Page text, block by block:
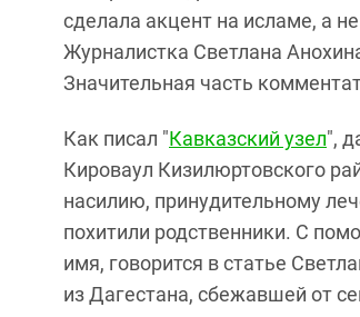
сделала акцент на исламе, а
Журналистка Светлана
Значительная часть
Как писал "Кавказский узел",
Кироваул Кизилюртовского
насилию, принудительному
похитили родственники. С
имя, говорится в статье
из Дагестана, сбежавшей от